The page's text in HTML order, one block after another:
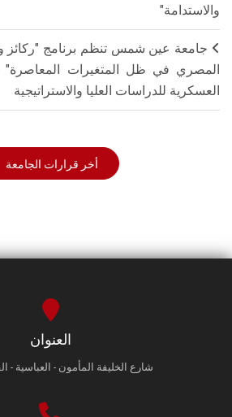
والاستدامة"
جامعة عين شمس تنظم برنامج "ركائز
المصري في ظل المتغيرات المعاصرة"
العسكرية للدراسات العليا والاستراتيجية
أخر قرارات الجامعة
العنوان
شارع الخليفة المأمون - العباسية -